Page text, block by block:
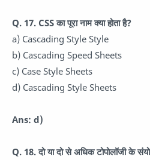
Q. 17. CSS का पूरा नाम क्या होता है?
a) Cascading Style Style
b) Cascading Speed Sheets
c) Case Style Sheets
d) Cascading Style Sheets
Ans: d)
Q. 18. दो या दो से अधिक टोपोलॉजी के